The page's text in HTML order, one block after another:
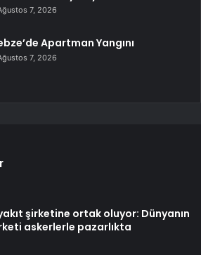
7, 2026
Apartman Yangını
7, 2026
şirketine ortak oluyor: Dünyanın
askerlerle pazarlıkta